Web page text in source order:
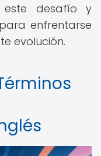
desafío y
enfrentarse
evolución.